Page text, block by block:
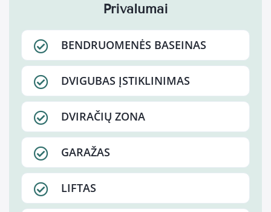
Privalumai
BENDRUOMENĖS BASEINAS
DVIGUBAS ĮSTIKLINIMAS
DVIRAČIŲ ZONA
GARAŽAS
LIFTAS